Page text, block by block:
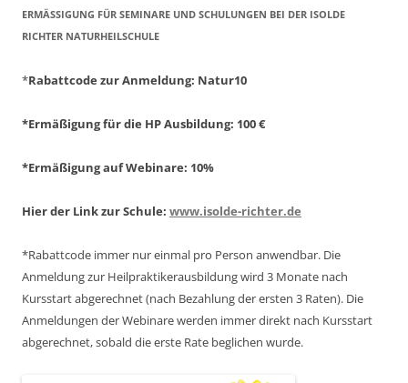
ERMÄSSIGUNG FÜR SEMINARE UND SCHULUNGEN BEI DER ISOLDE R
ICHTER NATURHEILSCHULE
*Rabattcode zur Anmeldung: Natur10
*Ermäßigung für die HP Ausbildung: 100 €
*Ermäßigung auf Webinare: 10%
Hier der Link zur Schule: www.isolde-richter.de
*Rabattcode immer nur einmal pro Person anwendbar. Die
Anmeldung zur Heilpraktikerausbildung wird 3 Monate nach
Kursstart abgerechnet(nach Bezahlung der ersten 3 Raten). Die
Anmeldungen der Webinare werden immer direkt nach Kursstart
abgerechnet,sobald die erste Rate beglichen wurde.